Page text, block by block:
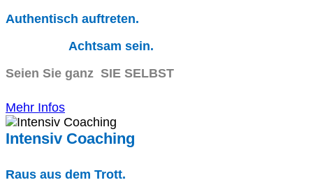
Authentisch auftreten.
Achtsam sein.
Seien Sie ganz SIE SELBST
Mehr Infos
Intensiv Coaching
Raus aus dem Trott.